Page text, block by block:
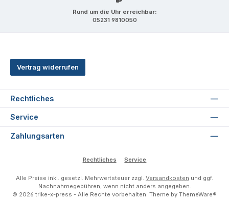
Rund um die Uhr erreichbar:
05231 9810050
Vertrag widerrufen
Rechtliches
Service
Zahlungsarten
Rechtliches Service
Alle Preise inkl. gesetzl. Mehrwertsteuer zzgl. Versandkosten und ggf.
Nachnahmegebühren, wenn nicht anders angegeben.
© 2026 trike-x-press - Alle Rechte vorbehalten. Theme by ThemeWare®